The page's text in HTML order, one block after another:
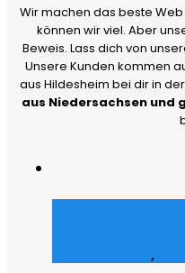
Wir machen das beste Web
können wir viel. Aber
Beweis. Lass dich von
Unsere Kunden kommen
aus Hildesheim bei dir in
aus Niedersachsen und
,